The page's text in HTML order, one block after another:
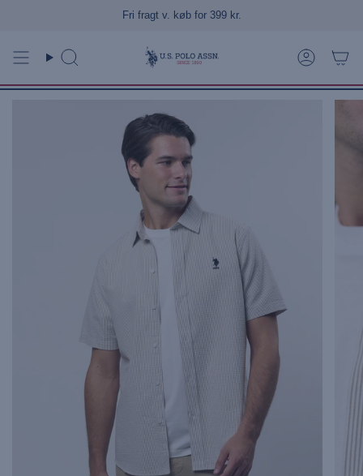
Fri fragt v. køb for 399 kr.
Søg Konto